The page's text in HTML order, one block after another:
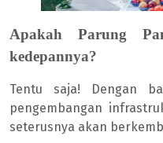
Apakah Parung
kedepannya?
Tentu saja! Dengan
pengembangan
seterusnya akan